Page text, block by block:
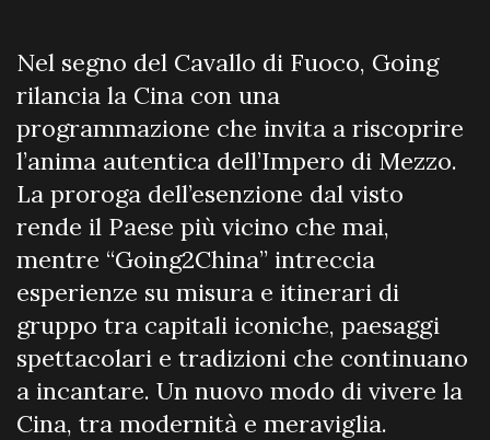
Nel segno del Cavallo di Fuoco, Going
rilancia la Cina con una
programmazione che invita a riscoprire
l’anima autentica dell’Impero di Mezzo.
La proroga dell’esenzione dal visto
rende il Paese più vicino che mai,
mentre “Going2China” intreccia
esperienze su misura e itinerari di
gruppo tra capitali iconiche, paesaggi
spettacolari e tradizioni che continuano
a incantare. Un nuovo modo di vivere la
Cina, tra modernità e meraviglia.